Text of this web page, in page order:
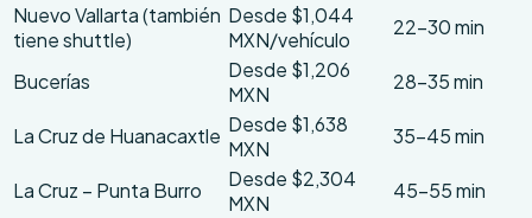
Nuevo Vallarta (también
tiene shuttle)
Desde $1,044
MXN/vehículo
22–30 min
Bucerías
Desde $1,206
MXN
28–35 min
La Cruz de Huanacaxtle Desde $1,638
MXN
35–45 min
La Cruz – Punta Burro
Desde $2,304
MXN
45–55 min